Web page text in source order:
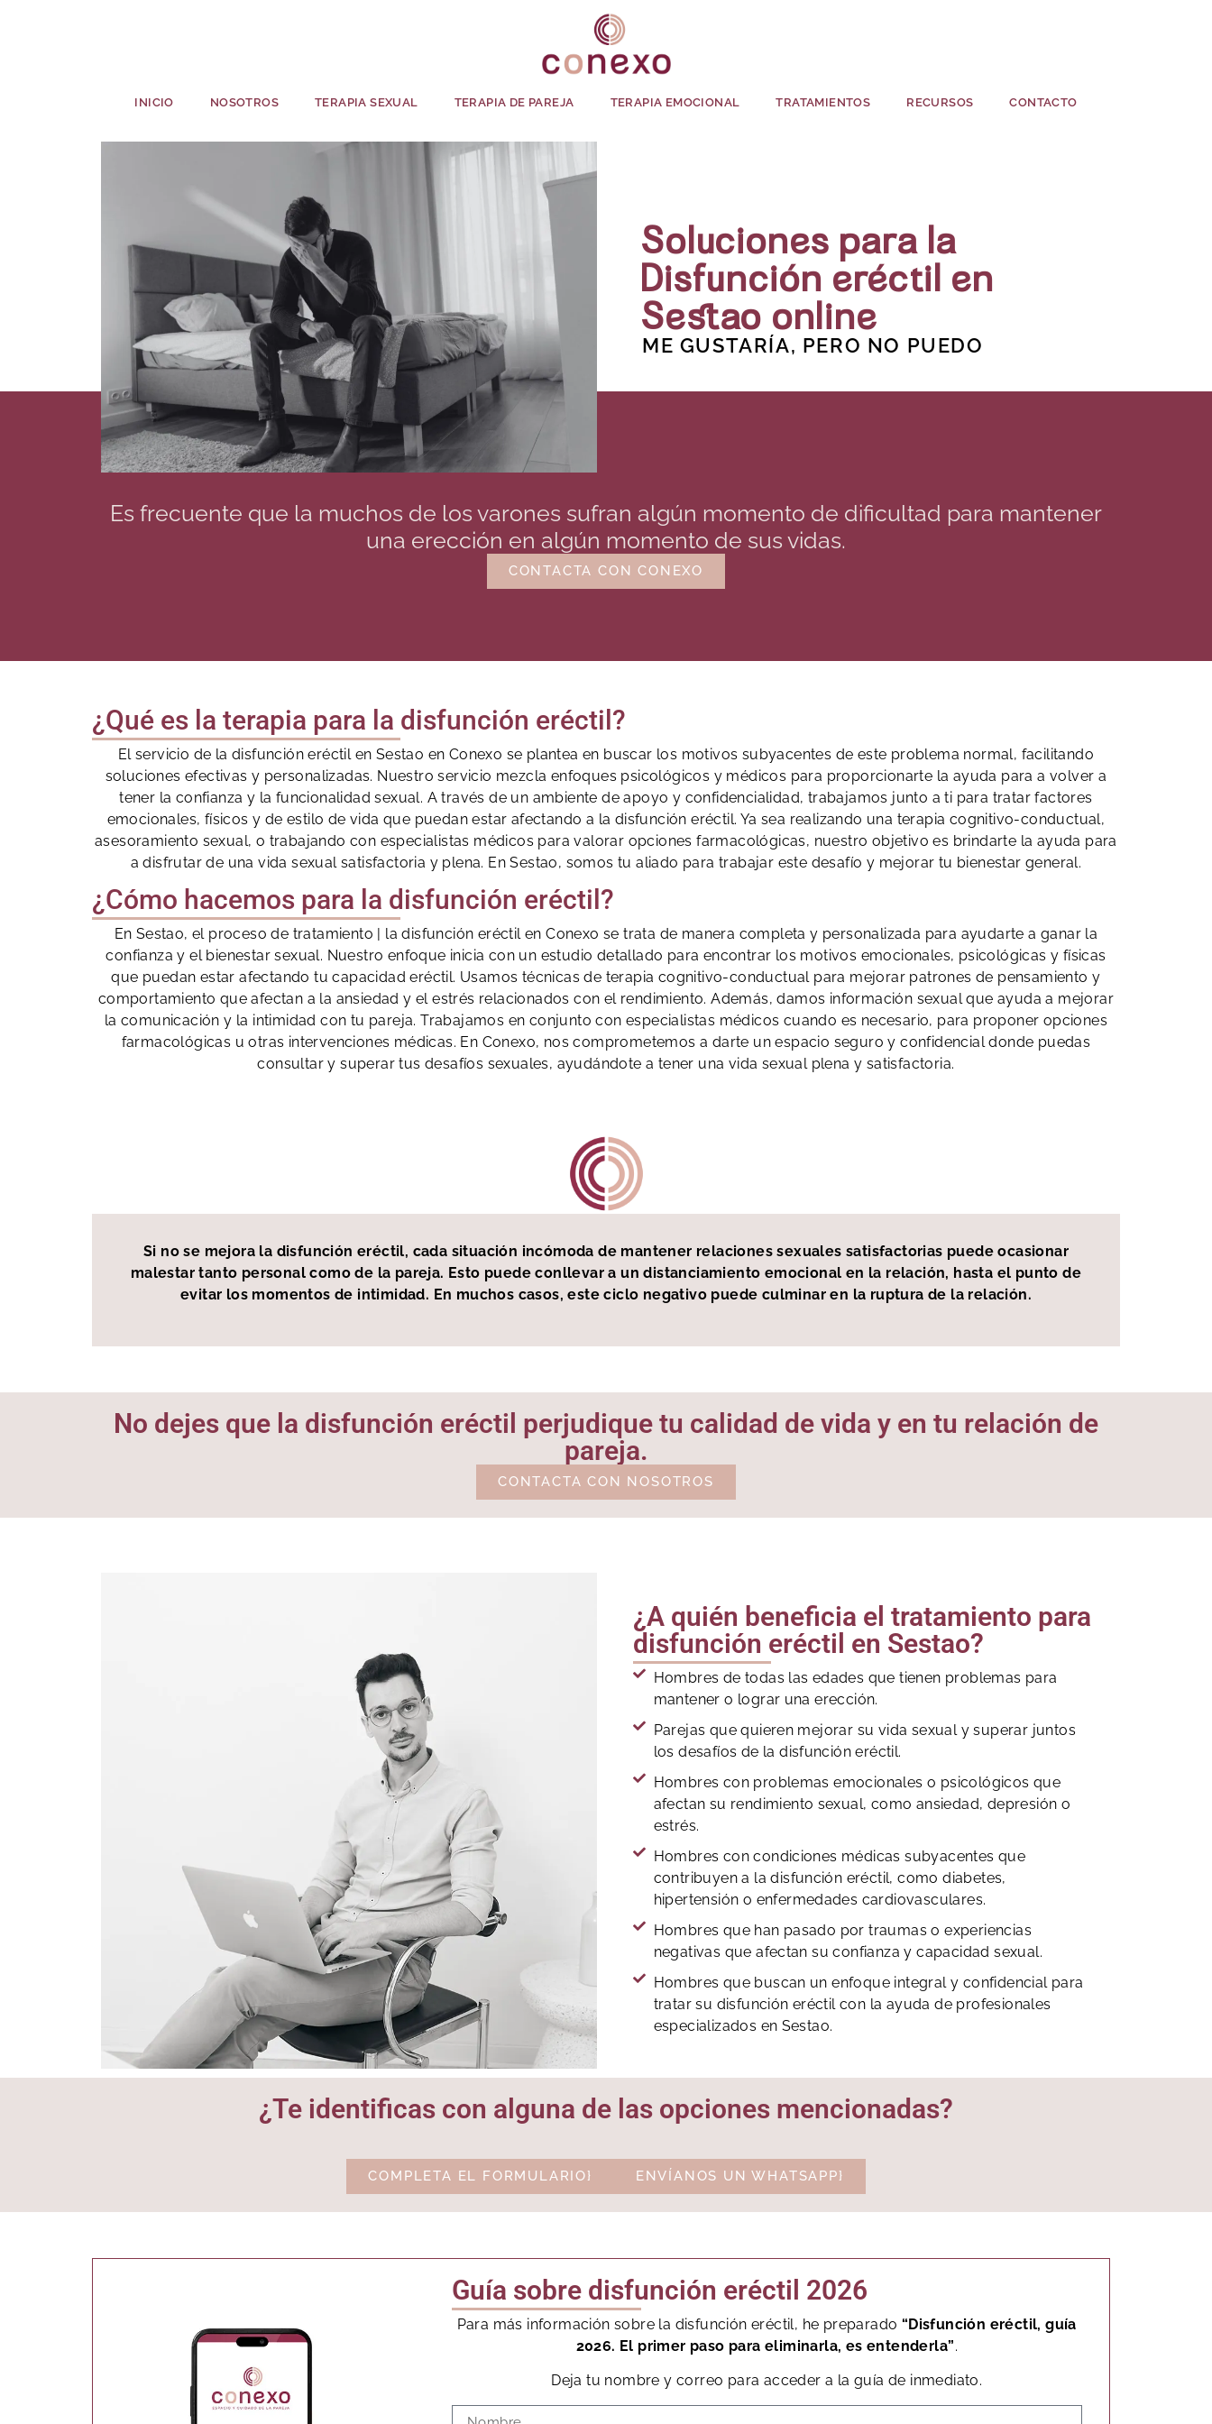
INICIO NOSOTROS TERAPIA SEXUAL TERAPIA DE PAREJA TERAPIA EMOCIONAL TRATAMIENTOS RECURSOS CONTACTO
Soluciones para la
Disfunción eréctil en
Sestao online
ME GUSTARÍA, PERO NO PUEDO
Es frecuente que la muchos de los varones sufran algún momento de dificultad para mantener
una erección en algún momento de sus vidas.
CONTACTA CON CONEXO
¿Qué es la terapia para la disfunción eréctil?
El servicio de la disfunción eréctil en Sestao en Conexo se plantea en buscar los motivos subyacentes de este problema normal, facilitando
soluciones efectivas y personalizadas. Nuestro servicio mezcla enfoques psicológicos y médicos para proporcionarte la ayuda para a volver a
tener la confianza y la funcionalidad sexual. A través de un ambiente de apoyo y confidencialidad, trabajamos junto a ti para tratar factores
emocionales, físicos y de estilo de vida que puedan estar afectando a la disfunción eréctil. Ya sea realizando una terapia cognitivo-conductual,
asesoramiento sexual, o trabajando con especialistas médicos para valorar opciones farmacológicas, nuestro objetivo es brindarte la ayuda para
a disfrutar de una vida sexual satisfactoria y plena. En Sestao, somos tu aliado para trabajar este desafío y mejorar tu bienestar general.
¿Cómo hacemos para la disfunción eréctil?
En Sestao, el proceso de tratamiento | la disfunción eréctil en Conexo se trata de manera completa y personalizada para ayudarte a ganar la
confianza y el bienestar sexual. Nuestro enfoque inicia con un estudio detallado para encontrar los motivos emocionales, psicológicas y físicas
que puedan estar afectando tu capacidad eréctil. Usamos técnicas de terapia cognitivo-conductual para mejorar patrones de pensamiento y
comportamiento que afectan a la ansiedad y el estrés relacionados con el rendimiento. Además, damos información sexual que ayuda a mejorar
la comunicación y la intimidad con tu pareja. Trabajamos en conjunto con especialistas médicos cuando es necesario, para proponer opciones
farmacológicas u otras intervenciones médicas. En Conexo, nos comprometemos a darte un espacio seguro y confidencial donde puedas
consultar y superar tus desafíos sexuales, ayudándote a tener una vida sexual plena y satisfactoria.
Si no se mejora la disfunción eréctil, cada situación incómoda de mantener relaciones sexuales satisfactorias puede ocasionar
malestar tanto personal como de la pareja. Esto puede conllevar a un distanciamiento emocional en la relación, hasta el punto de
evitar los momentos de intimidad. En muchos casos, este ciclo negativo puede culminar en la ruptura de la relación.
No dejes que la disfunción eréctil perjudique tu calidad de vida y en tu relación de
pareja.
CONTACTA CON NOSOTROS
¿A quién beneficia el tratamiento para
disfunción eréctil en Sestao?
Hombres de todas las edades que tienen problemas para
mantener o lograr una erección.
Parejas que quieren mejorar su vida sexual y superar juntos
los desafíos de la disfunción eréctil.
Hombres con problemas emocionales o psicológicos que
afectan su rendimiento sexual, como ansiedad, depresión o
estrés.
Hombres con condiciones médicas subyacentes que
contribuyen a la disfunción eréctil, como diabetes,
hipertensión o enfermedades cardiovasculares.
Hombres que han pasado por traumas o experiencias
negativas que afectan su confianza y capacidad sexual.
Hombres que buscan un enfoque integral y confidencial para
tratar su disfunción eréctil con la ayuda de profesionales
especializados en Sestao.
¿Te identificas con alguna de las opciones mencionadas?
COMPLETA EL FORMULARIO} ENVÍANOS UN WHATSAPP}
Guía sobre disfunción eréctil 2026
Para más información sobre la disfunción eréctil, he preparado “Disfunción eréctil, guía
2026. El primer paso para eliminarla, es entenderla”.
Deja tu nombre y correo para acceder a la guía de inmediato.